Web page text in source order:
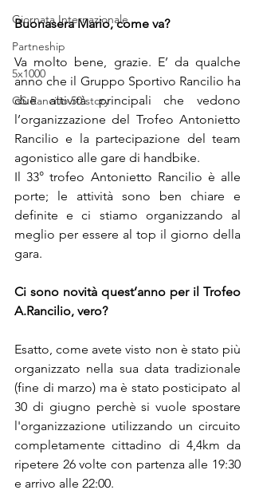
Giornata Internazionale
Partneship
5x1000
GS Rancilio 50'story
Buonasera Mario, come va?
Va molto bene, grazie. E’ da qualche
anno che il Gruppo Sportivo Rancilio ha
due attività principali che vedono
l’organizzazione del Trofeo Antonietto
Rancilio e la partecipazione del team
agonistico alle gare di handbike.
Il 33° trofeo Antonietto Rancilio è alle
porte; le attività sono ben chiare e
definite e ci stiamo organizzando al
meglio per essere al top il giorno della
gara.
Ci sono novità quest’anno per il Trofeo
A.Rancilio, vero?
Esatto, come avete visto non è stato più
organizzato nella sua data tradizionale
(fine di marzo) ma è stato posticipato al
30 di giugno perchè si vuole spostare
l'organizzazione utilizzando un circuito
completamente cittadino di 4,4km da
ripetere 26 volte con partenza alle 19:30
e arrivo alle 22:00.